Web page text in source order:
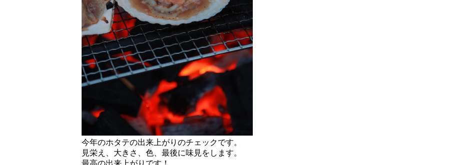
今年のホタテの出来上がりのチェックです。
見栄え、大きさ、色、最後に味見をします。
最高の出来上がりです！